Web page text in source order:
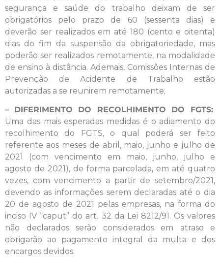
segurança e saúde do trabalho deixam de ser
obrigatórios pelo prazo de 60 (sessenta dias) e
deverão ser realizados em até 180 (cento e oitenta)
dias do fim da suspensão da obrigatoriedade, mas
poderão ser realizados remotamente, na modalidade
de ensino à distância. Ademais, Comissões Internas de
Prevenção de Acidente de Trabalho estão
autorizadas a se reunirem remotamente;
–
DIFERIMENTO DO RECOLHIMENTO DO FGTS:
Uma das mais esperadas medidas é o adiamento do
recolhimento do FGTS, o qual poderá ser feito
referente aos meses de abril, maio, junho e julho de
2021 (com vencimento em maio, junho, julho e
agosto de 2021), de forma parcelada, em até quatro
vezes, com vencimento a partir de setembro/2021,
devendo as informações serem declaradas até o dia
20 de agosto de 2021 pelas empresas, na forma do
inciso IV “caput” do art. 32 da Lei 8212/91. Os valores
não declarados serão considerados em atraso e
obrigarão ao pagamento integral da multa e dos
encargos devidos.